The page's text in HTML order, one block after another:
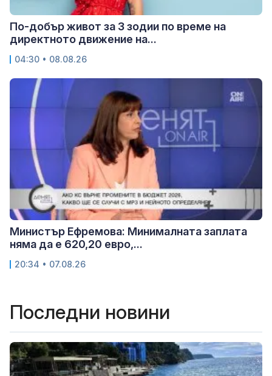
По-добър живот за 3 зодии по време на
директното движение на...
04:30 • 08.08.26
Министър Ефремова: Минималната заплата
няма да е 620,20 евро,...
20:34 • 07.08.26
Последни новини